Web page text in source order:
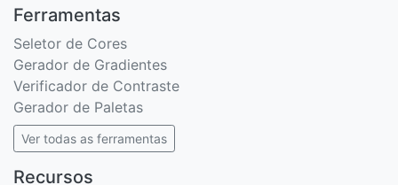
Ferramentas
Seletor de Cores
Gerador de Gradientes
Verificador de Contraste
Gerador de Paletas
Ver todas as ferramentas
Recursos